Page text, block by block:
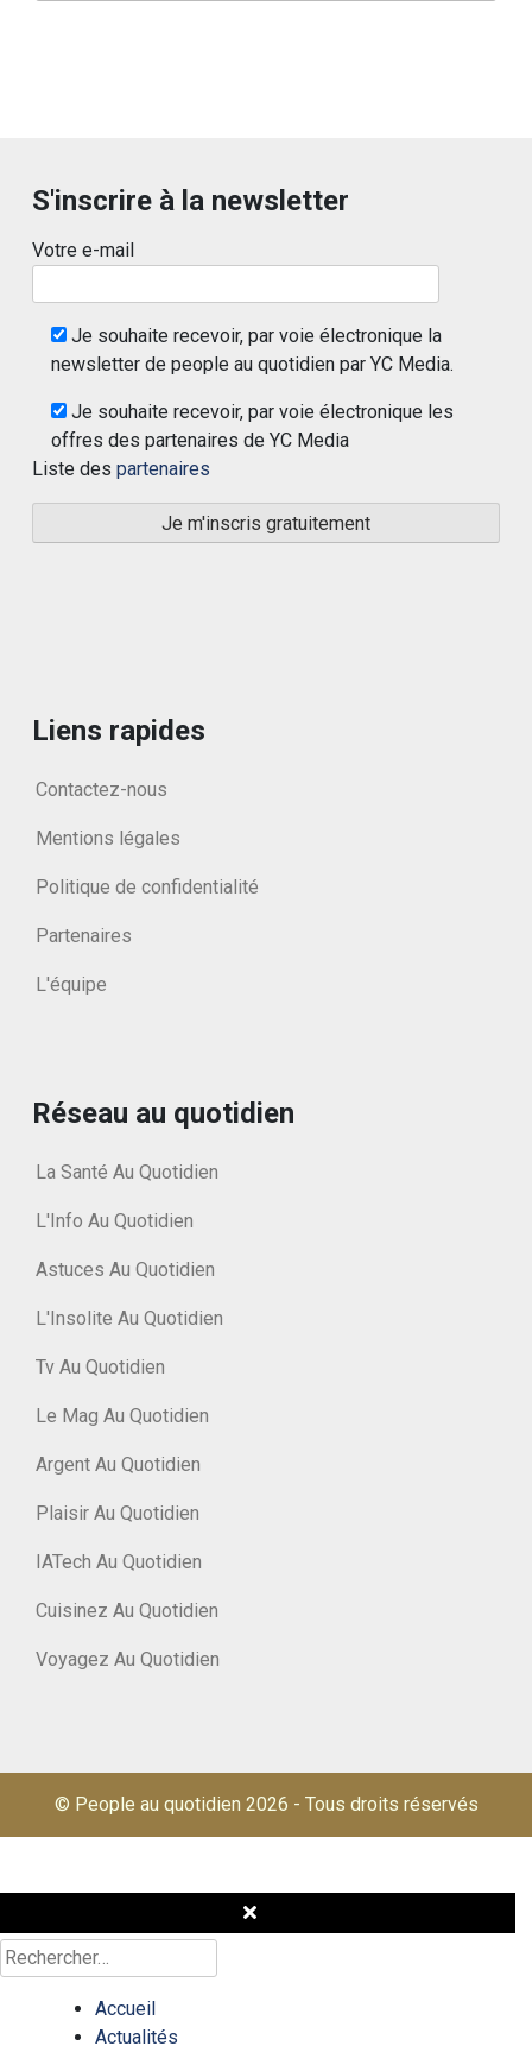
S'inscrire à la newsletter
Votre e-mail
Je souhaite recevoir, par voie électronique la
newsletter de people au quotidien par YC Media.
Je souhaite recevoir, par voie électronique les
offres des partenaires de YC Media
Liste des partenaires
Liens rapides
Contactez-nous
Mentions légales
Politique de confidentialité
Partenaires
L'équipe
Réseau au quotidien
La Santé Au Quotidien
L'Info Au Quotidien
Astuces Au Quotidien
L'Insolite Au Quotidien
Tv Au Quotidien
Le Mag Au Quotidien
Argent Au Quotidien
Plaisir Au Quotidien
IATech Au Quotidien
Cuisinez Au Quotidien
Voyagez Au Quotidien
© People au quotidien 2026 - Tous droits réservés
Rechercher :
Accueil
Actualités